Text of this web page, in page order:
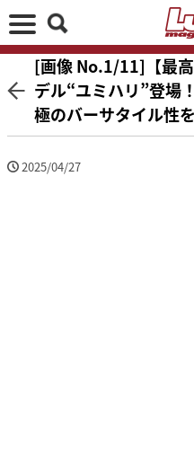
[画像 No.1/11]【最
デル“ユミハリ”登場
極のバーサタイル性
2025/04/27